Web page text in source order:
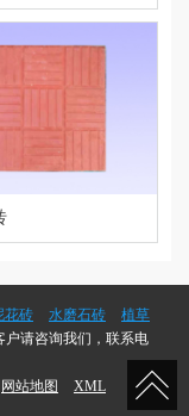
花砖 水磨石砖
植草
户请咨询我们，联系电
网站地图 XML